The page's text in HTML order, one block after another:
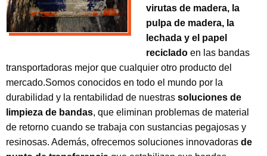
virutas de madera, la
pulpa de madera, la
lechada y el papel
recicladoen las bandas
transportadoras mejor que cualquier otro producto del
mercado.Somos conocidos en todo el mundo por la
durabilidad y la rentabilidad de nuestras soluciones de
limpieza de bandas, que eliminan problemas de material
de retorno cuando se trabaja con sustancias pegajosas y
resinosas. Además, ofrecemos soluciones innovadoras de